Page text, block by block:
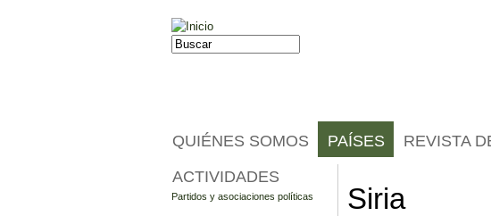
Formulario de búsqueda
Buscar
Siria
QUIÉNES SOMOS PAÍSES REVISTA
ACTIVIDADES
Partidos y asociaciones políticas